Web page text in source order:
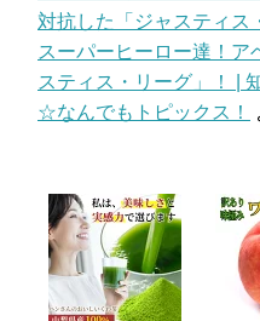
対抗した「ジャスティス
スーパーヒーロー達！ア
スティス・リーグ」！ |
☆なんでもトピックス！